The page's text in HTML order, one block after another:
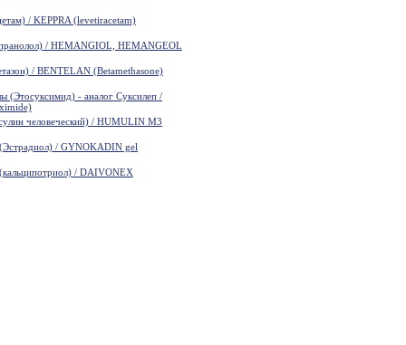
/ KEPPRA (levetiracetam)
/ HEMANGIOL, HEMANGEOL
/ BENTELAN (Betamethasone)
- аналог Суксилеп /
человеческий) / HUMULIN M3
/ GYNOKADIN gel
/ DAIVONEX